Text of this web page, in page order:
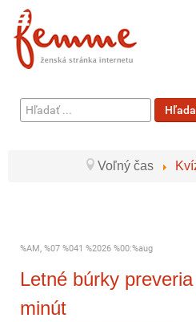
Hľadať
...
Voľný čas
%AM, %07 %041 %2026 %00:%aug
Letné búrky
minút